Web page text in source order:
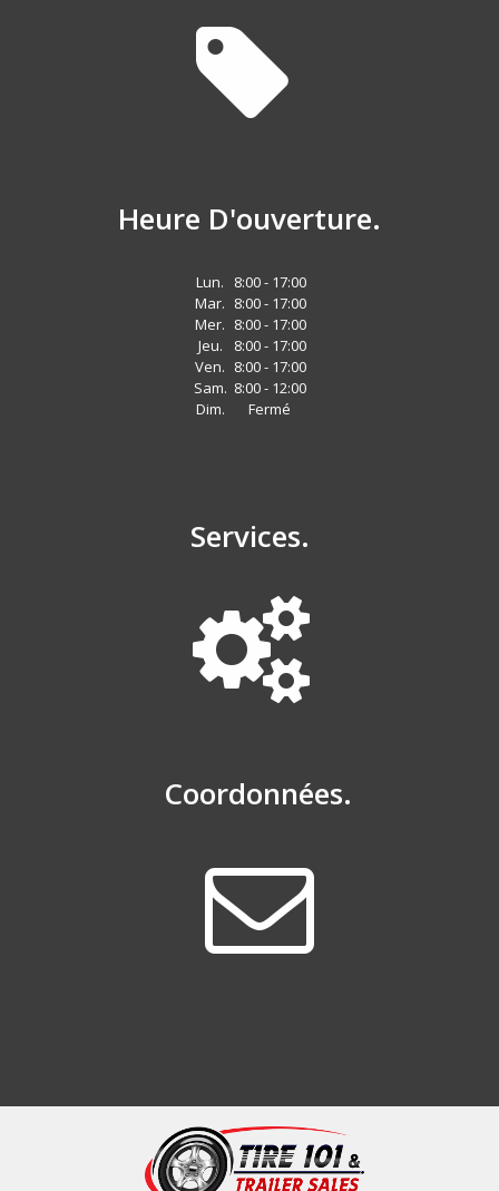
Heure D'ouverture.
Lun.
8:00 - 17:00
Mar. 8:00 - 17:00
Mer. 8:00 - 17:00
Jeu.
8:00 - 17:00
Ven. 8:00 - 17:00
Sam. 8:00 - 12:00
Dim.
Fermé
Services.
Coordonnées.